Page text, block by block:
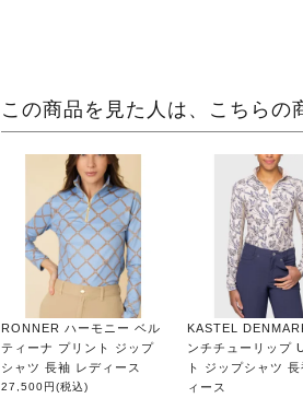
この商品を見た人は、こちらの
RONNER ハーモニー ベル
ティーナ プリント ジップ
シャツ 長袖 レディース
27,500円(税込)
KASTEL
ンチチューリップ
ト ジップシャツ
ィース